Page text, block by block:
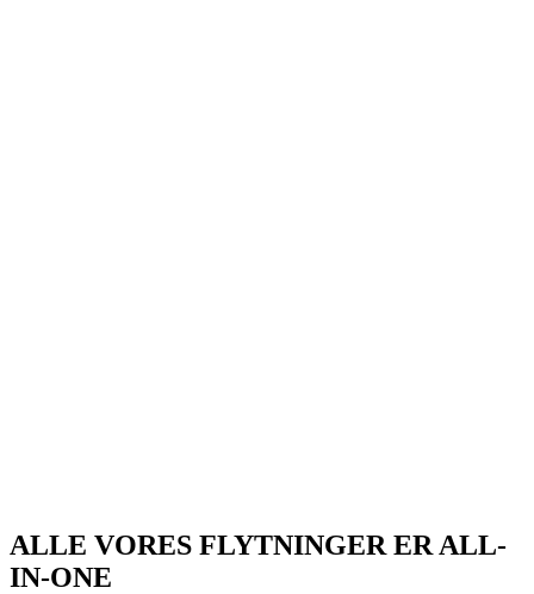
ALLE VORES FLYTNINGER ER ALL-
IN-ONE